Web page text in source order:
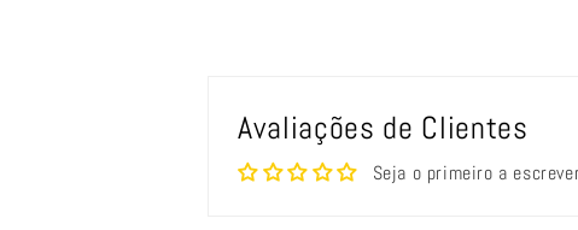
Avaliações de Clientes
Seja o primeiro a